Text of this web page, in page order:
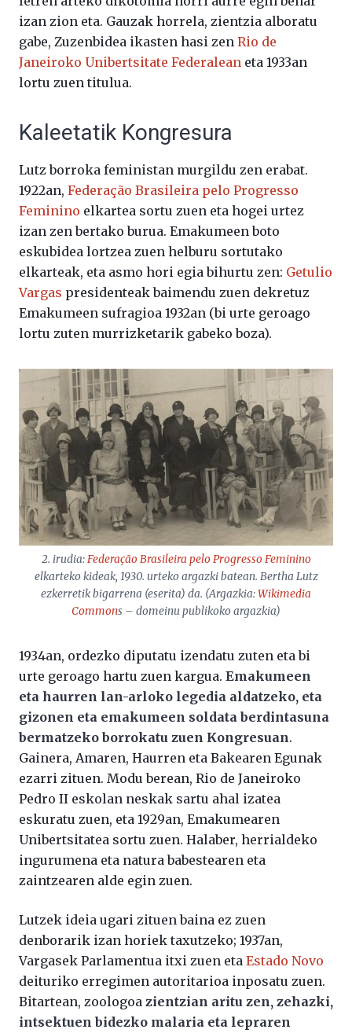
izan zion eta. Gauzak horrela, zientzia alboratu
gabe, Zuzenbidea ikasten hasi zen Rio de
Janeiroko Unibertsitate Federalean eta 1933an
lortu zuen titulua.
Kaleetatik Kongresura
Lutz borroka feministan murgildu zen erabat.
1922an, Federação Brasileira pelo Progresso
Feminino elkartea sortu zuen eta hogei urtez
izan zen bertako burua. Emakumeen boto
eskubidea lortzea zuen helburu sortutako
elkarteak, eta asmo hori egia bihurtu zen: Getulio
Vargas presidenteak baimendu zuen dekretuz
Emakumeen sufragioa 1932an (bi urte geroago
lortu zuten murrizketarik gabeko boza).
2. irudia:Federação Brasileira pelo Progresso Feminino
elkarteko kideak, 1930. urteko argazki batean. Bertha Lutz
ezkerretik bigarrena (eserita) da. (Argazkia:Wikimedia
Commons – domeinu publikoko argazkia)
1934an, ordezko diputatu izendatu zuten eta bi
urte geroago hartu zuen kargua. Emakumeen
eta haurren lan-arloko legedia aldatzeko, eta
gizonen eta emakumeen soldata berdintasuna
bermatzeko borrokatu zuen Kongresuan.
Gainera, Amaren, Haurren eta Bakearen Egunak
ezarri zituen. Modu berean, Rio de Janeiroko
Pedro II eskolan neskak sartu ahal izatea
eskuratu zuen, eta 1929an, Emakumearen
Unibertsitatea sortu zuen. Halaber, herrialdeko
ingurumena eta natura babestearen eta
zaintzearen alde egin zuen.
Lutzek ideia ugari zituen baina ez zuen
denborarik izan horiek taxutzeko; 1937an,
Vargasek Parlamentua itxi zuen eta Estado Novo
deituriko erregimen autoritarioa inposatu zuen.
Bitartean, zoologoa zientzian aritu zen, zehazki,
intsektuen bidezko malaria eta lepraren